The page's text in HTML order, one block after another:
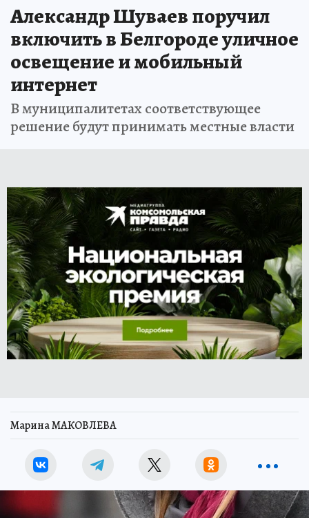
Александр Шуваев поручил
включить в Белгороде уличное
освещение и мобильный
интернет
В муниципалитетах соответствующее
решение будут принимать местные власти
Марина МАКОВЛЕВА